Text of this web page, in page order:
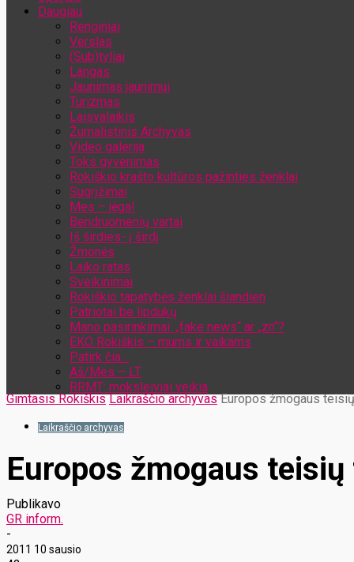
Daugiau
Renginiai
Verslas
(Sub)tyliai
Langas
Jaunimas jaunimui
Turizmas
Laisvalaikis
Žurnalistinis Archyvas
Video galerija
Toks gyvenimas
Rokiškio krašto kultūros pažinties ženklai
Sugrįžimai
Mes – jėga!
Bendruomenių vartai
Iš širdies- į širdį
Žmonės
Laiko ratas
Sveikinimai
Rokiškio tapatybės ženklai šiandien
Patriotai be lipdukų
Mano pasirinkimai: „fake news“ ar „zn“?
EKO Rokiškis – mums ir vaikams
Patirk čia…
Aš/Mes – LT
RRMT: moksleiviai veikia
Gimtasis Rokiškis Laikraščio archyvas Europos žmogaus
Laikraščio archyvas
Europos žmogaus
Publikavo
GR inform.
-
2011 10 sausio